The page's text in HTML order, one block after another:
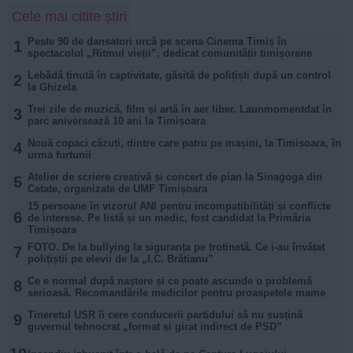
Cele mai citite știri
1
Peste 90 de dansatori urcă pe scena Cinema Timiș în
spectacolul „Ritmul vieții”, dedicat comunității timișorene
2
Lebădă ținută în captivitate, găsită de polițiști după un control
la Ghizela
3 Trei zile de muzică, film și artă în aer liber. Launmomentdat în
parc aniversează 10 ani la Timișoara
4
Nouă copaci căzuți, dintre care patru pe mașini, la Timișoara, în
urma furtunii
5 Atelier de scriere creativă și concert de pian la Sinagoga din
Cetate, organizate de UMF Timișoara
6
15 persoane în vizorul ANI pentru incompatibilități și conflicte
de interese. Pe listă și un medic, fost candidat la Primăria
Timișoara
7
FOTO. De la bullying la siguranța pe trotinetă. Ce i-au învățat
polițiștii pe elevii de la „I.C. Brătianu”
8 Ce e normal după naștere și ce poate ascunde o problemă
serioasă. Recomandările medicilor pentru proaspetele mame
9 Tineretul USR îi cere conducerii partidului să nu susțină
guvernul tehnocrat „format și girat indirect de PSD”